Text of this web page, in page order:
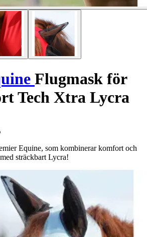
Flugmask för
Tech Xtra Lycra
Equine, som kombinerar komfort och
sträckbart Lycra!